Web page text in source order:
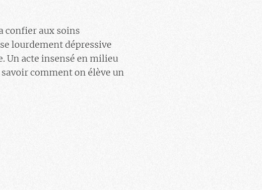
confier aux soins
lourdement dépressive
Un acte insensé en milieu
comment on élève un